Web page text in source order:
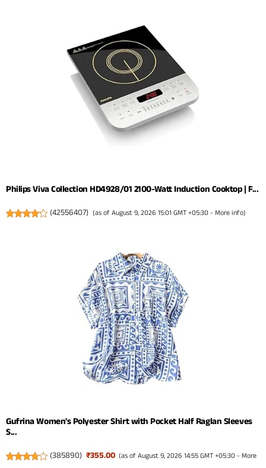
Philips Viva Collection HD4928/01 2100-Watt Induction Cooktop | F...
(42556407) (as of August 9, 2026 15:01 GMT +05:30 - More info)
Gufrina Women's Polyester Shirt with Pocket Half Raglan Sleeves
S...
(385890) ₹355.00 (as of August 9, 2026 14:55 GMT +05:30 -More